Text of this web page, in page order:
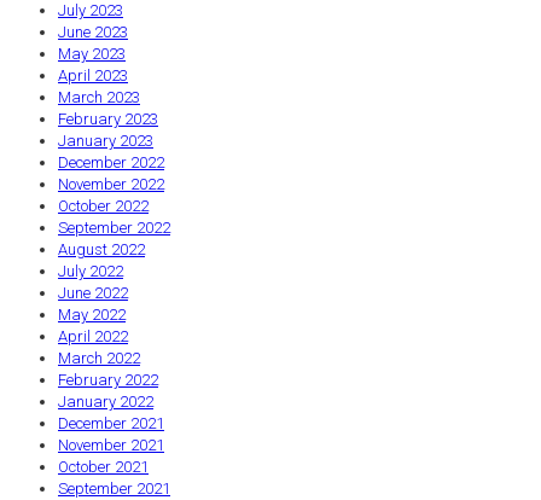
July 2023
June 2023
May 2023
April 2023
March 2023
February 2023
January 2023
December 2022
November 2022
October 2022
September 2022
August 2022
July 2022
June 2022
May 2022
April 2022
March 2022
February 2022
January 2022
December 2021
November 2021
October 2021
September 2021